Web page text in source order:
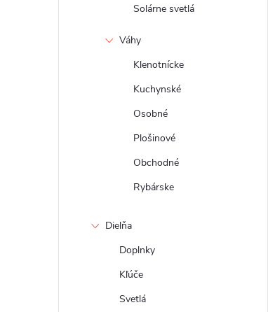
Solárne svetlá
Váhy
Klenotnícke
Kuchynské
Osobné
Plošinové
Obchodné
Rybárske
Dielňa
Doplnky
Kľúče
Svetlá